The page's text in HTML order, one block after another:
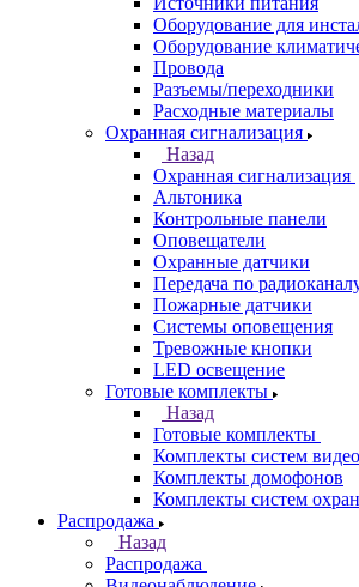
Оборудование для
Оборудование
Провода
Разъемы/переходники
Расходные материалы
Охранная сигнализация
Назад
Охранная сигнализация
Альтоника
Контрольные панели
Оповещатели
Охранные датчики
Передача по
Пожарные датчики
Системы оповещения
Тревожные кнопки
LED освещение
Готовые комплекты
Назад
Готовые комплекты
Комплекты систем
Комплекты домофонов
Комплекты систем
Распродажа
Назад
Распродажа